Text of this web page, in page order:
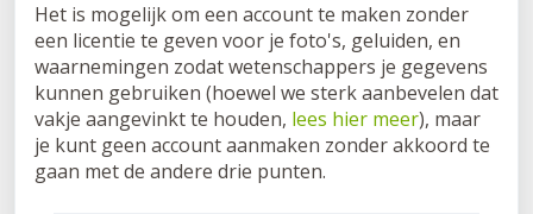
Het is mogelijk om een account te maken zonder
een licentie te geven voor je foto's, geluiden, en
waarnemingen zodat wetenschappers je gegevens
kunnen gebruiken (hoewel we sterk aanbevelen dat
vakje aangevinkt te houden, lees hier meer), maar
je kunt geen account aanmaken zonder akkoord te
gaan met de andere drie punten.